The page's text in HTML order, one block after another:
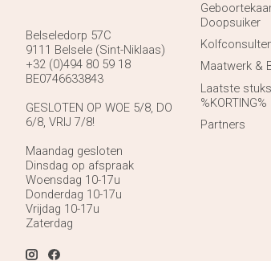
Belseledorp 57C
9111 Belsele (Sint-Niklaas)
+32 (0)494 80 59 18
BE0746633843
GESLOTEN OP WOE 5/8, DO
6/8, VRIJ 7/8!
Maandag gesloten
Dinsdag op afspraak
Woensdag 10-17u
Donderdag 10-17u
Vrijdag 10-17u
Zaterdag
Doopsuiker
Maatwerk &
Laatste
%KORTING%
Partners